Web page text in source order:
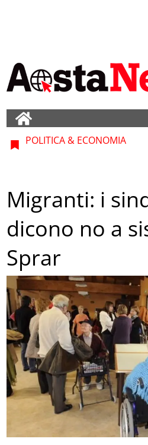
POLITICA & ECONOMIA
Migranti: i
dicono no a
Sprar